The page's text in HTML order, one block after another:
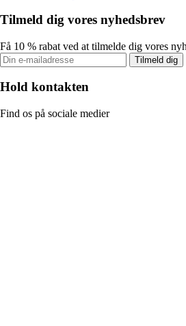
Tilmeld dig vores nyhedsbrev
Få 10 % rabat ved at tilmelde dig vores
Tilmeld dig
Hold kontakten
Find os på sociale medier